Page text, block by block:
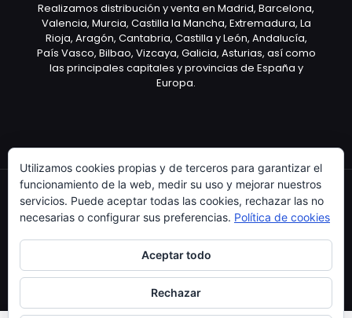
Realizamos distribución y venta en Madrid, Barcelona,
Valencia, Murcia, Castilla la Mancha, Extremadura, La
Rioja, Aragón, Cantabria, Castilla y León, Andalucía,
País Vasco, Bilbao, Vizcaya, Galicia, Asturias, así como
las principales capitales y provincias de España y
Europa.
Utilizamos cookies propias y de terceros para garantizar el
funcionamiento de la web, medir su uso y mejorar nuestros
servicios. Puede aceptar todas las cookies, rechazar las no
necesarias o configurar sus preferencias. Política de cookies
Aceptar todo
Rechazar